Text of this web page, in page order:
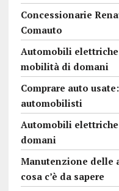
Concessionarie
Comauto
Automobili
mobilità di domani
Comprare auto
automobilisti
Automobili
domani
Manutenzione delle
cosa c’è da sapere